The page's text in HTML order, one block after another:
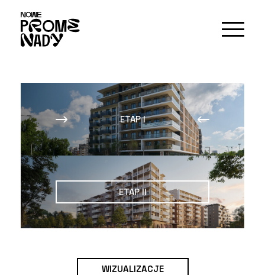
ETAP I
ETAP II
WIZUALIZACJE